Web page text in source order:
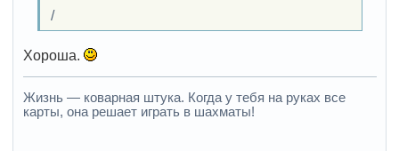
/
Хороша.
Жизнь — коварная штука. Когда у тебя на руках все
карты, она решает играть в шахматы!